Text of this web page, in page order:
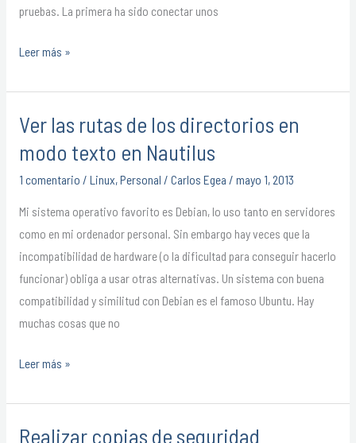
pruebas. La primera ha sido conectar unos
curiosa)
Leer más »
Ver las rutas de los directorios en
modo texto en Nautilus
1 comentario / Linux,Personal / Carlos Egea / mayo 1, 2013
Mi sistema operativo favorito es Debian, lo uso tanto en servidores
como en mi ordenador personal. Sin embargo hay veces que la
incompatibilidad de hardware (o la dificultad para conseguir hacerlo
funcionar) obliga a usar otras alternativas. Un sistema con buena
compatibilidad y similitud con Debian es el famoso Ubuntu. Hay
muchas cosas que no
Ver
rutas
de
los
directorios
en
modo
texto
en
Leer más »
Realizar copias de seguridad
Realizar